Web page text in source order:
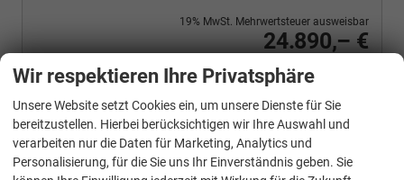
24.890,– €
19% MwSt. Mehrwertsteuer ausweisbar
Wir rufen Sie an
PDF-Fahrzeugexposé drucken
Fahrzeug drucken, parken oder vergleichen
Skoda Kamiq
Wir respektieren Ihre Privatsphäre
Unsere Website setzt Cookies ein, um unsere Dienste für Sie
bereitzustellen. Hierbei berücksichtigen wir Ihre Auswahl und
verarbeiten nur die Daten für Marketing, Analytics und
Personalisierung, für die Sie uns Ihr Einverständnis geben. Sie